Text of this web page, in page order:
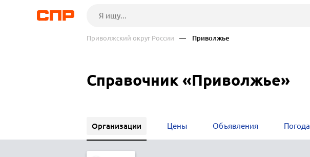
Приволжский округ России — Приволжье
Справочник «Приволжье»
Организации Цены Объявления Погода